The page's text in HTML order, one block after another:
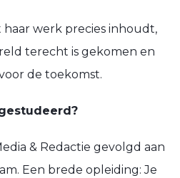
haar werk precies inhoudt,
terecht is gekomen en
de toekomst.
& Redactie gevolgd aan
Een brede opleiding: Je